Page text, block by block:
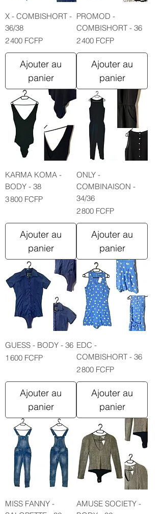
X - COMBISHORT -
36/38
Prix
2 400 FCFP
Ajouter au
panier
PROMOD -
COMBISHORT - 36
Prix
2 400 FCFP
Ajouter au
panier
KARMA KOMA -
BODY - 38
Prix
3 800 FCFP
Ajouter au
panier
ONLY -
COMBINAISON -
34/36
Prix
2 800 FCFP
Ajouter au
panier
GUESS - BODY - 36
Prix
1 600 FCFP
Ajouter au
panier
EDC -
COMBISHORT - 36
Prix
2 800 FCFP
Ajouter au
panier
MISS FANNY -
AMUSE SOCIETY -